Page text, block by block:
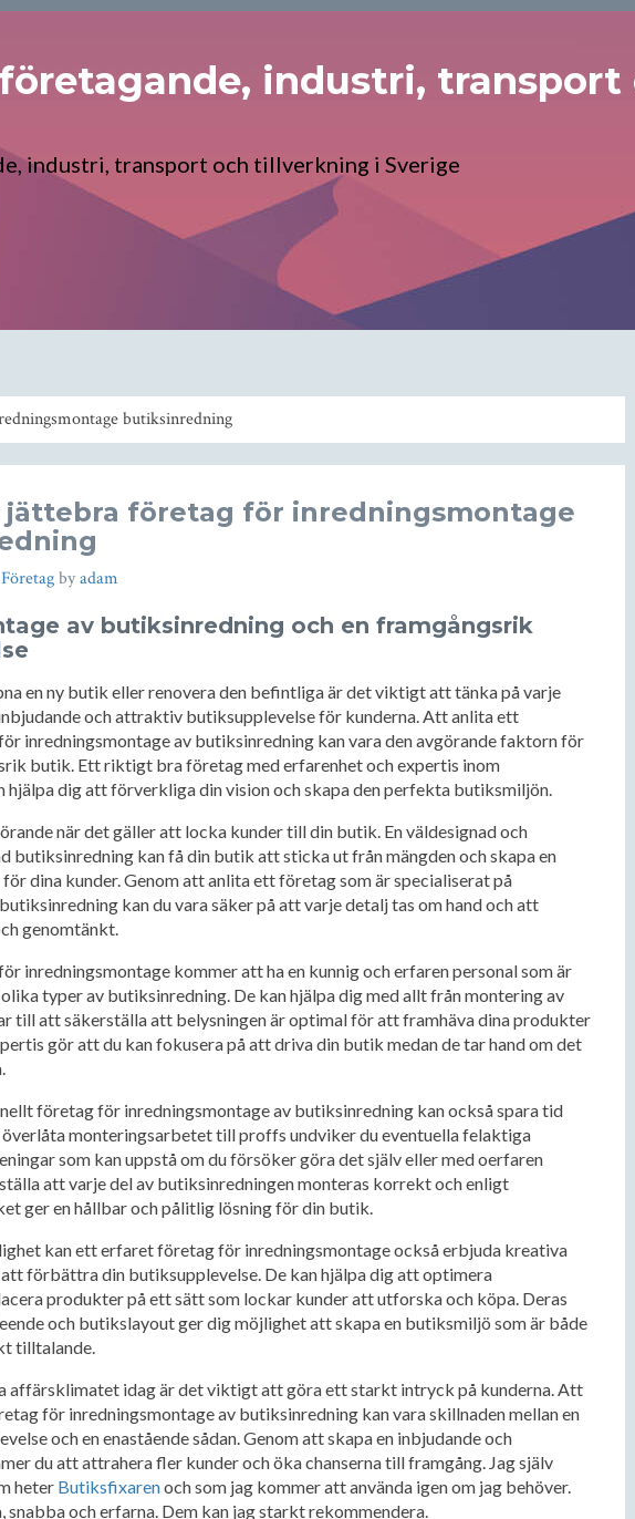
industri,
industri, transport och tillverkning i Sverige
butiksinredning
företag för inredningsmontage
Företagbyadam
av butiksinredning och en framgångsrik
en ny butik eller renovera den befintliga är det viktigt att tänka på varje
och attraktiv butiksupplevelse för kunderna. Att anlita ett
inredningsmontage av butiksinredning kan vara den avgörande faktorn för
butik. Ett riktigt bra företag med erfarenhet och expertis inom
hjälpa dig att förverkliga din vision och skapa den perfekta butiksmiljön.
när det gäller att locka kunder till din butik. En väldesignad och
butiksinredning kan få din butik att sticka ut från mängden och skapa en
dina kunder. Genom att anlita ett företag som är specialiserat på
kan du vara säker på att varje detalj tas om hand och att
genomtänkt.
inredningsmontage kommer att ha en kunnig och erfaren personal som är
typer av butiksinredning. De kan hjälpa dig med allt från montering av
till att säkerställa att belysningen är optimal för att framhäva dina produkter
gör att du kan fokusera på att driva din butik medan de tar hand om det
företag för inredningsmontage av butiksinredning kan också spara tid
överlåta monteringsarbetet till proffs undviker du eventuella felaktiga
som kan uppstå om du försöker göra det själv eller med oerfaren
att varje del av butiksinredningen monteras korrekt och enligt
ger en hållbar och pålitlig lösning för din butik.
kan ett erfaret företag för inredningsmontage också erbjuda kreativa
förbättra din butiksupplevelse. De kan hjälpa dig att optimera
produkter på ett sätt som lockar kunder att utforska och köpa. Deras
och butikslayout ger dig möjlighet att skapa en butiksmiljö som är både
tilltalande.
affärsklimatet idag är det viktigt att göra ett starkt intryck på kunderna. Att
för inredningsmontage av butiksinredning kan vara skillnaden mellan en
och en enastående sådan. Genom att skapa en inbjudande och
du att attrahera fler kunder och öka chanserna till framgång. Jag själv
heter Butiksfixarenoch som jag kommer att använda igen om jag behöver.
och erfarna. Dem kan jag starkt rekommendera.